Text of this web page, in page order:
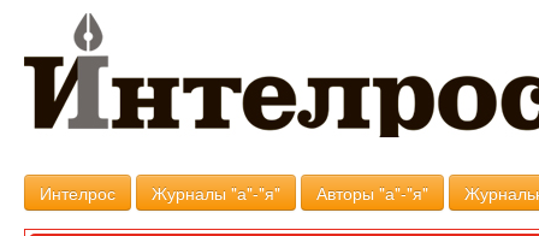
Интелрос Журналы "а"-"я" Авторы "а"-"я"